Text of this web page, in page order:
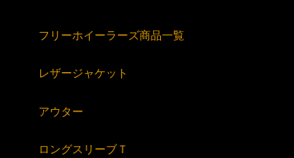
フリーホイーラーズ商品一覧
レザージャケット
アウター
ロングスリーブＴ